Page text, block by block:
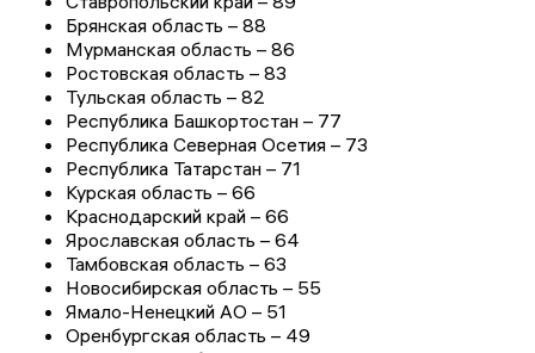
Брянская область – 88
Мурманская область – 86
Ростовская область – 83
Тульская область – 82
Республика Башкортостан – 77
Республика Северная Осетия – 73
Республика Татарстан – 71
Курская область – 66
Краснодарский край – 66
Ярославская область – 64
Тамбовская область – 63
Новосибирская область – 55
Ямало-Ненецкий АО – 51
Оренбургская область – 49